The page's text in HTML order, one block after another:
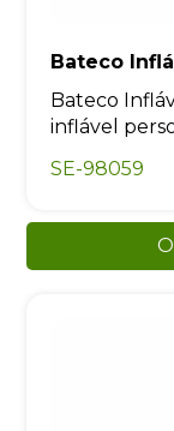
Bateco
Bateco
inflável
SE-98059